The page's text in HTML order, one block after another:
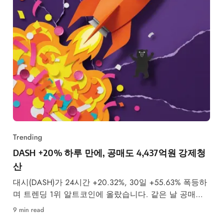
Trending
DASH +20% 하루 만에, 공매도 4,437억원 강제청
산
대시(DASH)가 24시간 +20.32%, 30일 +55.63% 폭등하
며 트렌딩 1위 알트코인에 올랐습니다. 같은 날 공매도
투자자 4,437억원이 강제청산됐습니다.
9 min read